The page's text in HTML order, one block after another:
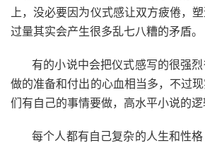
上，没必要因为仪式感让双方疲倦，
过量其实会产生很多乱七八糟的矛盾。
有的小说中会把仪式感写的很强
做的准备和付出的心血相当多，不过
们有自己的事情要做，高水平小说的
每个人都有自己复杂的人生和性